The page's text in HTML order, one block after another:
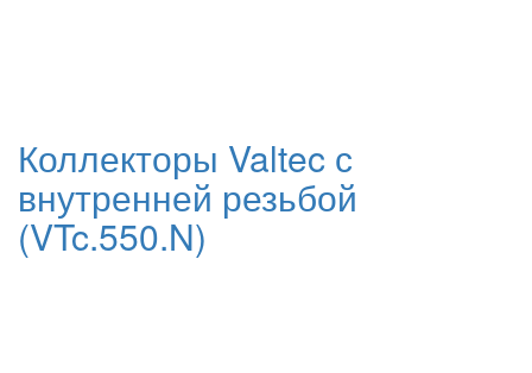
Коллекторы Valtec с
внутренней резьбой
(VTc.550.N)